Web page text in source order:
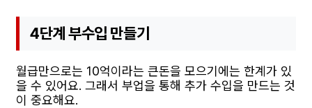
4단계 부수입 만들기
월급만으로는 10억이라는 큰돈을 모으기에는 한계가 있
을 수 있어요. 그래서 부업을 통해 추가 수입을 만드는 것
이 중요해요.